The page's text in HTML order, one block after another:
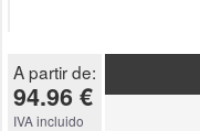
A partir de:
94.96 €
IVA incluido